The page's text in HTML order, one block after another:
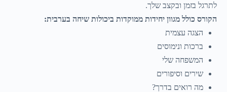
לתרגל בזמן ובקצב שלך.
הקורס כולל מגוון יחידות ממוקדות ביכולות שיחה בערבית:
הצגה עצמית
ברכות ונימוסים
המשפחה שלי
שירים וסיפורים
מה רואים בדרך?